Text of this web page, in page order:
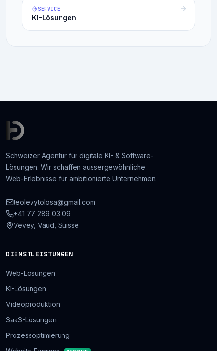
SERVICE
KI-Lösungen
Schweizer Agentur für digitale KI- & Software-
Lösungen. Wir schaffen aussergewöhnliche
Web-Erlebnisse für ambitionierte Unternehmen.
teolevytolosa@gmail.com
+41 77 289 03 09
Vevey, Vaud, Suisse
DIENSTLEISTUNGEN
Web-Lösungen
KI-Lösungen
Videoproduktion
SaaS-Lösungen
Prozessoptimierung